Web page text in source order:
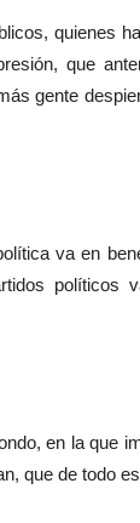
quienes
que
gente
va en
políticos
en la que
que de todo